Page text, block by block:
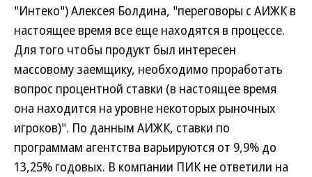
"Интеко") Алексея Болдина, "переговоры с АИЖК в
настоящее время все еще находятся в процессе.
Для того чтобы продукт был интересен
массовому заемщику, необходимо проработать
вопрос процентной ставки (в настоящее время
она находится на уровне некоторых рыночных
игроков)". По данным АИЖК, ставки по
программам агентства варьируются от 9,9% до
13,25% годовых. В компании ПИК не ответили на